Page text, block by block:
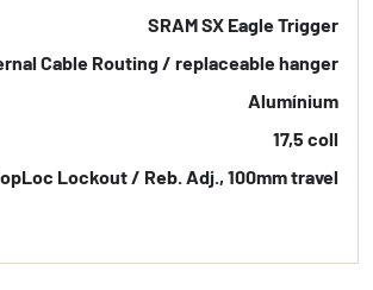
SRAM SX Eagle Trigger
Cable Routing / replaceable hanger
Alumínium
17,5 coll
Lockout / Reb. Adj., 100mm travel